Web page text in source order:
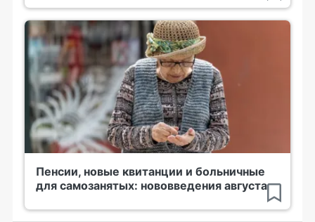
Пенсии, новые квитанции и больничные
для самозанятых: нововведения августа